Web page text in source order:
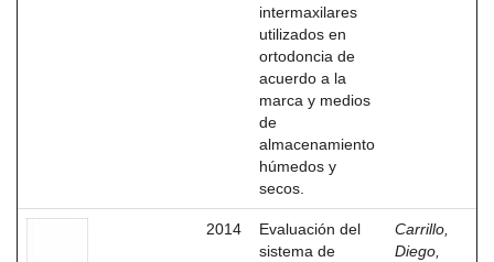
intermaxilares
utilizados en
ortodoncia de
acuerdo a la
marca y medios
de
almacenamiento
húmedos y
secos.
2014
Evaluación del
sistema de
Carrillo,
Diego,